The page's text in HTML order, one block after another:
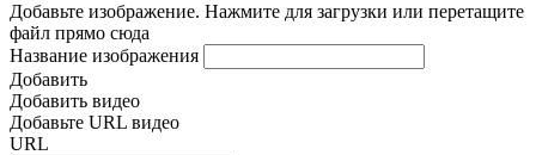
Добавьте изображение. Нажмите для загрузки или перетащите
файл прямо сюда
Название изображения
Добавить
Добавить видео
Добавьте URL видео
URL